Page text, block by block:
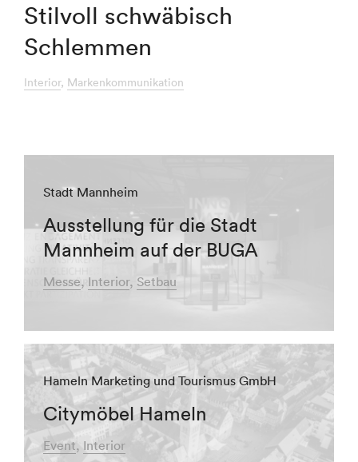
Stilvoll schwäbisch
Schlemmen
Interior Markenkommunikation
Stadt Mannheim
Ausstellung für die Stadt
Mannheim auf der BUGA
Messe Interior Setbau
Hameln Marketing und Tourismus GmbH
Citymöbel Hameln
Event Interior